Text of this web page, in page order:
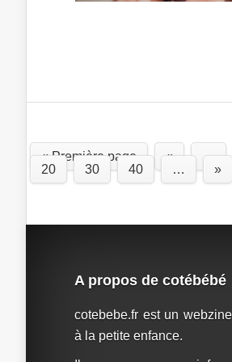
« Première page « …
20
30 40 … »
A propos de cotébébé
cotebebe.fr est un
à la petite enfance.